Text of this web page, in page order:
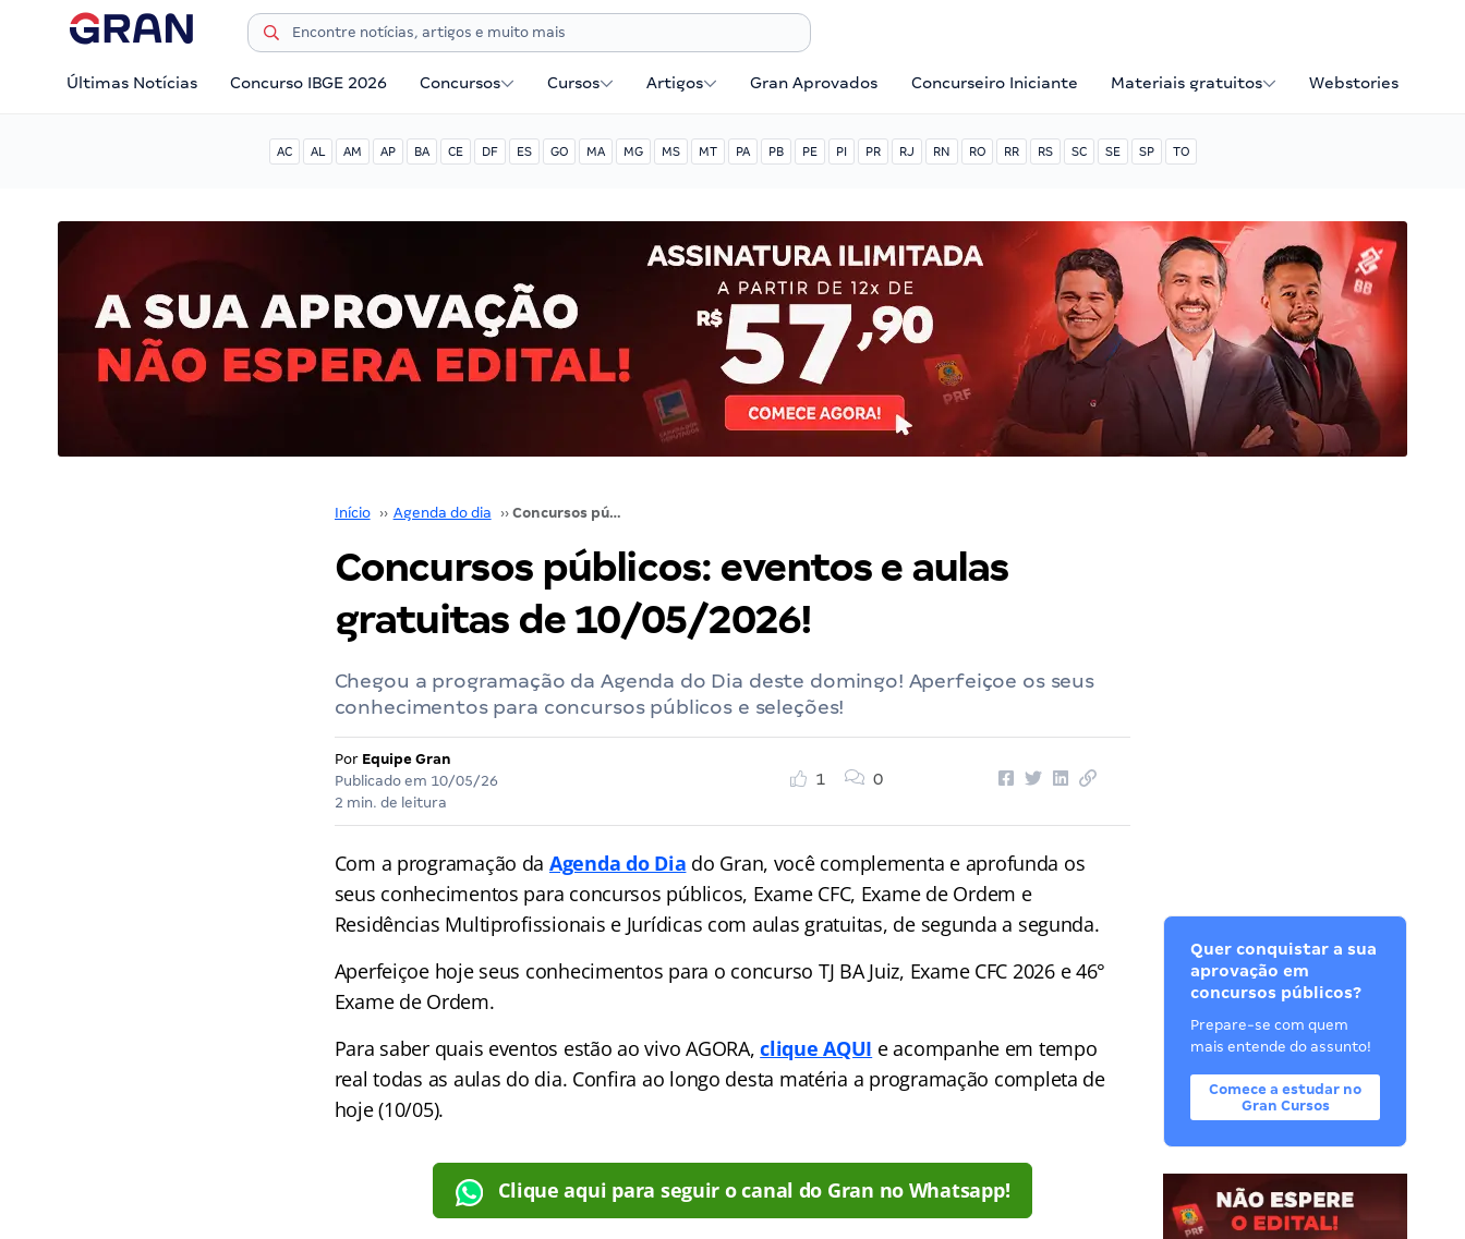
Últimas Notícias Concurso IBGE 2026 Concursos Cursos Artigos Gran Aprovados Concurseiro Iniciante Materiais gratuitos Webstories
AC AL AM AP BA CE DF ES GO MA MG MS MT PA PB PE PI PR RJ RN RO RR RS SC SE SP TO
Início ›› Agenda do dia ›› Concursos públicos: eventos e aulas gratuitas de 10/05/2026!
Concursos públicos: eventos e aulas
gratuitas de 10/05/2026!
Chegou a programação da Agenda do Dia deste domingo! Aperfeiçoe os seus
conhecimentos para concursos públicos e seleções!
Por Equipe Gran
Publicado em 10/05/26
2 min. de leitura
1 0
Com a programação da Agenda do Dia do Gran, você complementa e aprofunda os
seus conhecimentos para concursos públicos, Exame CFC, Exame de Ordem e
Residências Multiprofissionais e Jurídicas com aulas gratuitas, de segunda a segunda.
Aperfeiçoe hoje seus conhecimentos para o concurso TJ BA Juiz, Exame CFC 2026 e 46°
Exame de Ordem.
Para saber quais eventos estão ao vivo AGORA,clique AQUI e acompanhe em tempo
real todas as aulas do dia. Confira ao longo desta matéria a programação completa de
hoje (10/05).
Clique aqui para seguir o canal do Gran no Whatsapp!
Quer conquistar a sua
aprovação em
concursos públicos?
Prepare-se com quem
mais entende do assunto!
Comece a estudar no
Gran Cursos